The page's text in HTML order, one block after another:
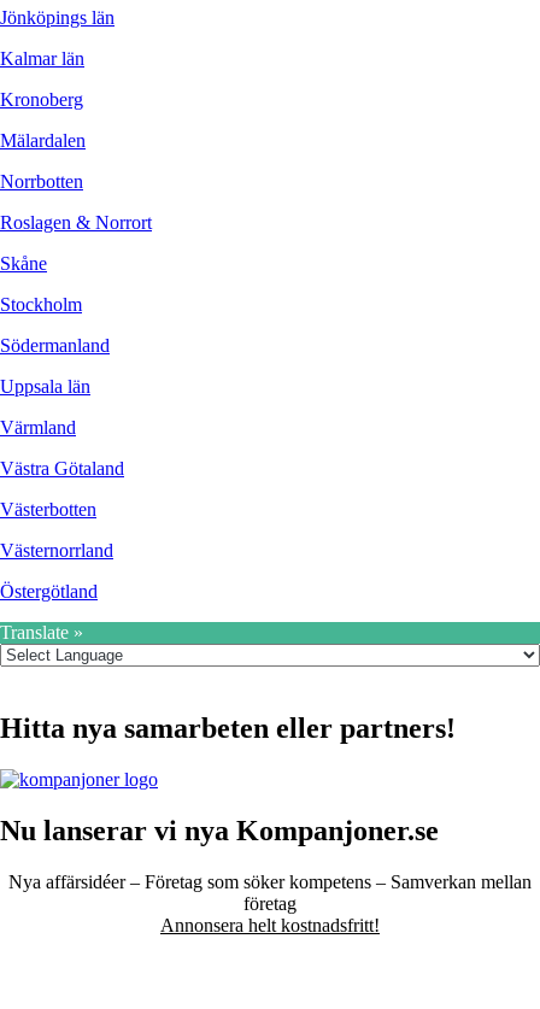
Jönköpings län
Kalmar län
Kronoberg
Mälardalen
Norrbotten
Roslagen & Norrort
Skåne
Stockholm
Södermanland
Uppsala län
Värmland
Västra Götaland
Västerbotten
Västernorrland
Östergötland
Translate »
Hitta nya samarbeten eller partners!
Nu lanserar vi nya Kompanjoner.se
Nya affärsidéer – Företag som söker kompetens – Samverkan mellan
företag
Annonsera helt kostnadsfritt!